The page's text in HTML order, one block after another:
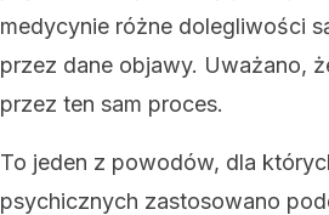
medycynie różne dolegliwości
przez dane objawy. Uważano,
przez ten sam proces.
To jeden z powodów, dla
psychicznych zastosowano